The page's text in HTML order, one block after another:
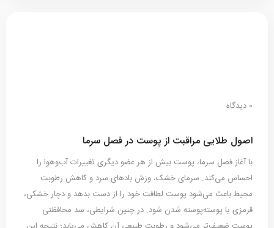
0 دیدگاه
اصول طلایی مراقبت از پوست در فصل سرما
با آغاز فصل سرما، پوست بیش از هر عضو دیگری تغییرات آب‌وهوا را
احساس می‌کند. سرمای خشک، وزش بادهای سرد و کاهش رطوبت
محیط باعث می‌شود پوست لطافت خود را از دست بدهد و دچار خشکی،
قرمزی یا پوسته‌پوسته شدن شود. در چنین شرایطی، سد محافظتی